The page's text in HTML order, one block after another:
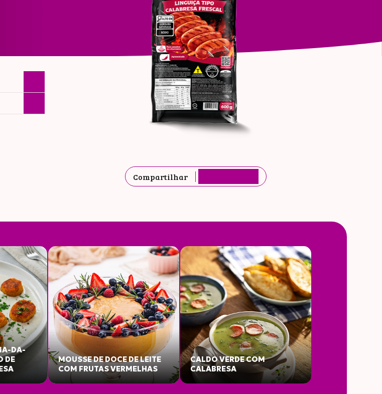
Compartilhar
DA-
DE
MOUSSE DE DOCE DE LEITE
COM FRUTAS VERMELHAS
CALDO VERDE COM
CALABRESA
100G50G%VD*
242 119g 6